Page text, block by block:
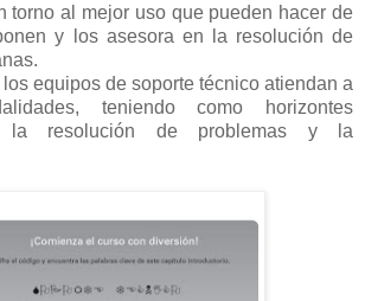
torno al mejor uso que pueden hacer de
y los asesora en la resolución de
equipos de soporte técnico atiendan a
teniendo como horizontes
la resolución de problemas y la